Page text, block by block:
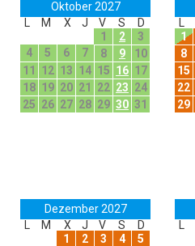
Oktober 2027
L
M X J V S
D
1
2
3
4
5 6 7 8 9
10
11
12 13 14 15 16 17
18 19 20 21 22 23 24
25 26 27 28 29 30 31
L
1
8
15
22
29
Dezember 2027
L
M X J V S
D
1
2 3 4
5
L